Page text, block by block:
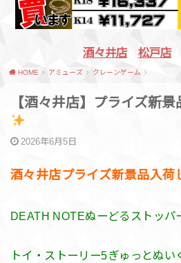
酒々井店 松戸店
HOME アミューズ クレーンゲーム
【酒々井店】​プライズ新景
2026年6月5日
酒々井店​プライズ新景品入荷
DEATH NOTEぬーどるストッパ
トイ・ストーリー5ぎゅっとぬい